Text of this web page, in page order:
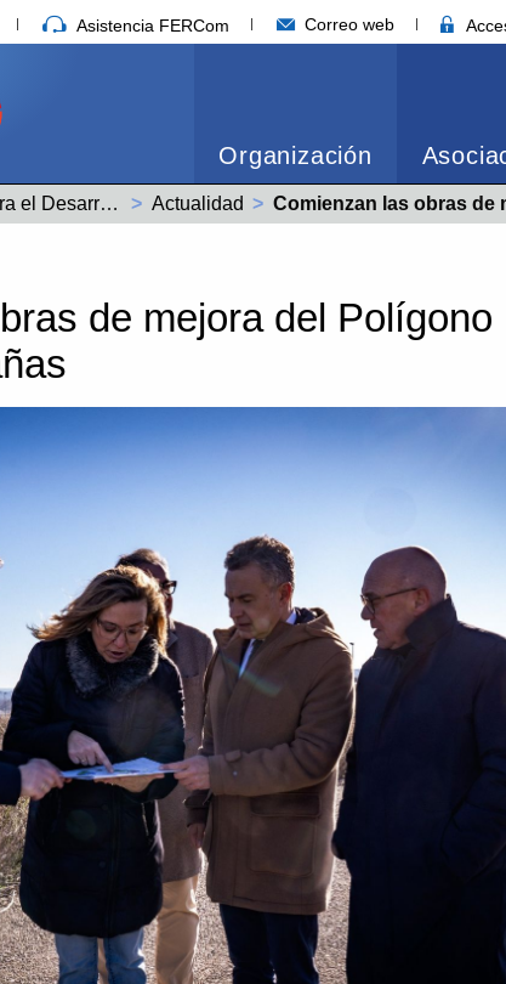
Asistencia FERCom Correo web
Organización
Oficina para el Desarrollo Económico de Logroño Actualidad Actual:
Comienzan las obras de mejora
de mejora del Polígono